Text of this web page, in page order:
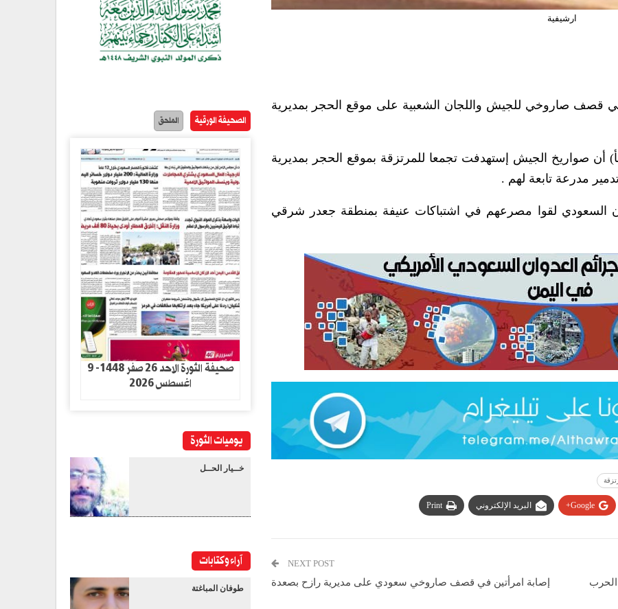
ارشيفية
قصف صاروخي للجيش واللجان الشعبية على موقع الحجر بمديرية
أن صواريخ الجيش إستهدفت تجمعا للمرتزقة بموقع الحجر بمديرية
مدرعة تابعة لهم .
السعودي لقوا مصرعهم في اشتباكات عنيفة بمنطقة جعدر شرقي
Google+ البريد الإلكتروني Print
NEXT POST
إصابة امرأتين في قصف صاروخي سعودي على مديرية رازح بصعدة
الصحيفة الورقية الملحق
صحيفة الثورة الاحد 26 صفر 1448- 9
اغسطس 2026
يوميات الثورة
خــيار الحــل
آراء وكتابات
طوفان المباغتة